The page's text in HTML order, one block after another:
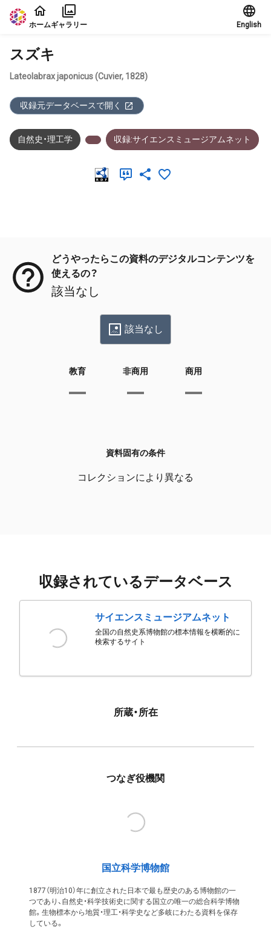
本文に飛ぶ
ホームギャラリー English
スズキ
Lateolabrax japonicus (Cuvier, 1828)
収録元データベースで開く
自然史・理工学 収録:サイエンスミュージアムネット
どうやったらこの資料のデジタルコンテンツを
使えるの？
該当なし
該当なし
教育 非商用 商用
資料固有の条件
コレクションにより異なる
収録されているデータベース
サイエンスミュージアムネット
全国の自然史系博物館の標本情報を横断的に
検索するサイト
所蔵・所在
つなぎ役機関
国立科学博物館
1877（明治10）年に創立された日本で最も歴史のある博物館の一
つであり、自然史・科学技術史に関する国立の唯一の総合科学博物
館。生物標本から地質・理工・科学史など多岐にわたる資料を保存
している。